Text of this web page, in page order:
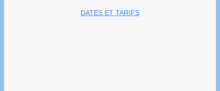
DATES ET TARIFS